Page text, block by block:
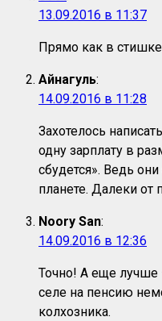
13.09.2016 в 11:37
Прямо как в
Айнагуль:
14.09.2016 в 11:28
Захотелось
одну зарплату в
сбудется». Ведь
планете. Далеки от
Noory San:
14.09.2016 в 12:36
Точно! А еще лучше
селе на пенсию
колхозника.